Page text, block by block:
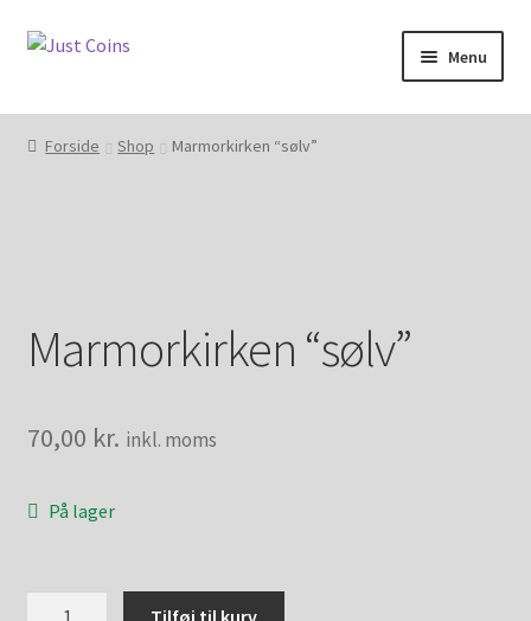
Spring
Spring
Menu
Forside
Forsendelse
Handelsbetingelser og privatlivspolitik
Shop
Forside Shop Marmorkirken “sølv”
Marmorkirken “sølv”
70,00 kr. inkl. moms
På lager